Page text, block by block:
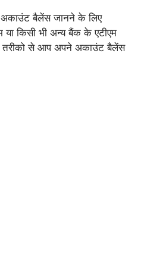
अकाउंट बैलेंस जानने के लिए
या किसी भी अन्य बैंक के एटीएम
तरीको से आप अपने अकाउंट बैलेंस